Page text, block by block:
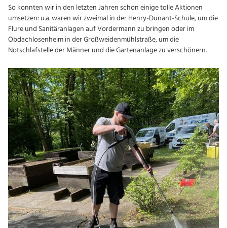
So konnten wir in den letzten Jahren schon einige tolle Aktionen
umsetzen: u.a. waren wir zweimal in der Henry-Dunant-Schule, um die
Flure und Sanitäranlagen auf Vordermann zu bringen oder im
Obdachlosenheim in der Großweidenmühlstraße, um die
Notschlafstelle der Männer und die Gartenanlage zu verschönern.